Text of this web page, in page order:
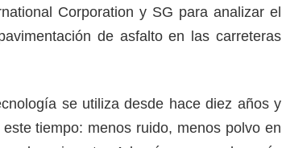
Corporation y SG para analizar el
de asfalto en las carreteras
se utiliza desde hace diez años y
tiempo: menos ruido, menos polvo en